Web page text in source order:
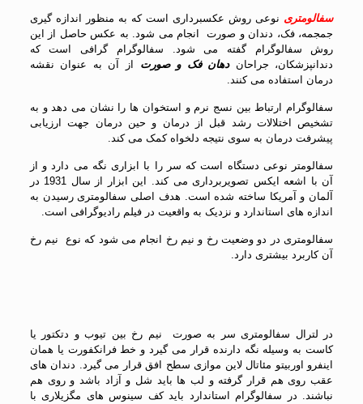
سفالومتری نوعی روش عکسبرداری است که به منظور اندازه گیری
جمجمه، فک، دندان و صورت انجام می شود. به عکس حاصل از این
روش سفالوگرام گفته می شود. سفالوگرام گرافی است که
دندانپزشکان، جراحاندهان فک و صورت از آن به عنوان نقشه
درمان استفاده می کنند.
سفالوگرام ارتباط بین نسج نرم و استخوان ها را نشان می دهد و به
تشخیص اختلالات رشد قبل از درمان و حین درمان جهت ارزیابی
پیشرفت درمان به سوی نتیجه دلخواه کمک می کند.
سفالومتر نوعی دستگاه است که سر را با ابزاری نگه می دارد و از
آن با اشعه ایکس تصویربرداری می کند. این ابزار از سال 1931 در
آلمان و آمریکا ساخته شده است. هدف اصلی سفالومتری رسیدن به
اندازه های استاندارد و نزدیک به واقعیت در فیلم رادیوگرافی است.
سفالومتری در دو وضعیت رخ و نیم رخ انجام می شود که نوع نیم رخ
آن کاربرد بیشتری دارد.
در لترال سفالومتری سر به صورت نیم رخ بین تیوب و دتکتور یا
کاست به وسیله نگه دارنده قرار می گیرد و خط فرانکفورت یا همان
اینفرو اوربیتو مئاتال لاین موازی سطح افق قرار می گیرد. دندان های
عقب روی هم قرار گرفته و لب ها باید شل و آزاد باشد و روی هم
نباشند. در سفالوگرام استاندارد باید کف سینوس های مگزیلاری با